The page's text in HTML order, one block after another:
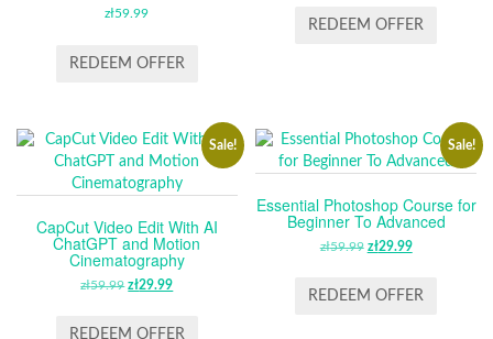
zł59.99
REDEEM OFFER
WAS:IS:
REDEEM OFFER
Sale!
CapCut Video Edit With AI
ChatGPT and Motion
Cinematography
zł59.99 ORIGINAL
WAS:
zł29.99CURRENT
IS:
REDEEM OFFER
Sale!
Essential Photoshop Course for
Beginner To Advanced
zł59.99 ORIGINAL
WAS:
zł29.99CURRENT
IS:
REDEEM OFFER